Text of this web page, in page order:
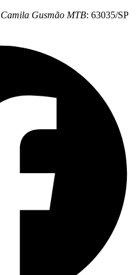
Gusmão MTB: 63035/SP